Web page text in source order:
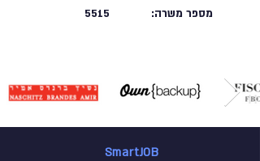
5515 מספר משרה:
SmartJOB